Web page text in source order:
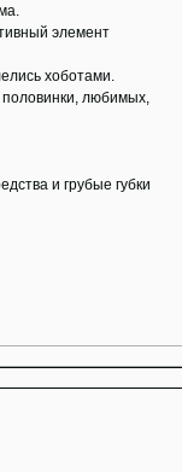
элемент
хоботами.
половинки, любимых,
и грубые губки